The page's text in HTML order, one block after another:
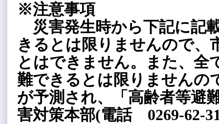
※注意事項
災害発生時から下記に記
きるとは限りませんので、
とはできません。また、全
難できるとは限りませんの
が予測され、「高齢者等避
害対策本部(電話 0269-62-